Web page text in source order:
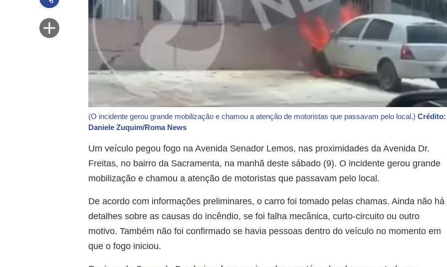
(O incidente gerou grande mobilização e chamou a atenção de motoristas que passavam pelo local.)Crédito:
Daniele Zuquim/Roma News
Um veículo pegou fogo na Avenida Senador Lemos, nas proximidades da Avenida Dr.
Freitas, no bairro da Sacramenta, na manhã deste sábado (9). O incidente gerou grande
mobilização e chamou a atenção de motoristas que passavam pelo local.
De acordo com informações preliminares, o carro foi tomado pelas chamas. Ainda não há
detalhes sobre as causas do incêndio, se foi falha mecânica, curto-circuito ou outro
motivo. Também não foi confirmado se havia pessoas dentro do veículo no momento em
que o fogo iniciou.